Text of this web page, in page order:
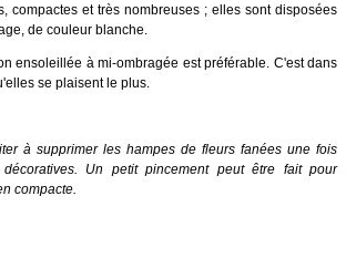
compactes et très nombreuses ; elles sont disposées
de couleur blanche.
ensoleillée à mi-ombragée est préférable. C'est dans
se plaisent le plus.
à supprimer les hampes de fleurs fanées une fois
Un petit pincement peut être fait pour
compacte.